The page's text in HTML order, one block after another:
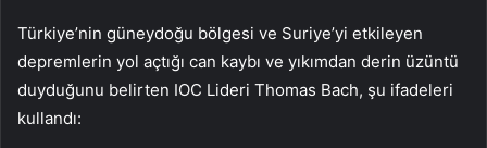
Türkiye’nin güneydoğu bölgesi ve Suriye’yi etkileyen
depremlerin yol açtığı can kaybı ve yıkımdan derin üzüntü
duyduğunu belirten IOC Lideri Thomas Bach, şu ifadeleri
kullandı: